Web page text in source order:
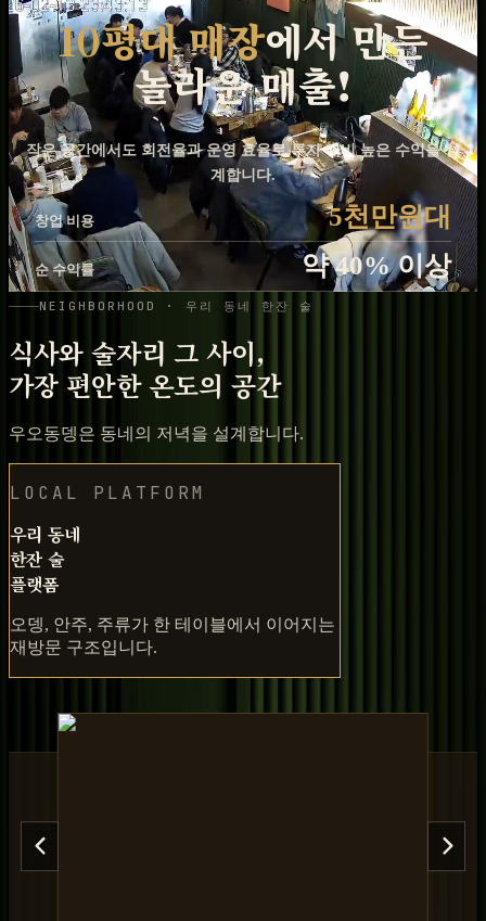
10평대 매장에서 만든
놀라운 매출!
작은 공간에서도 회전율과 운영 효율로 투자 대비 높은 수익을 설
계합니다.
창업 비용 5천만원대
순 수익률 약 40% 이상
NEIGHBORHOOD · 우리 동네 한잔 술
식사와 술자리 그 사이,
가장 편안한 온도의 공간
우오동뎅은 동네의 저녁을 설계합니다.
LOCAL PLATFORM
우리 동네
한잔 술
플랫폼
오뎅, 안주, 주류가 한 테이블에서 이어지는
재방문 구조입니다.